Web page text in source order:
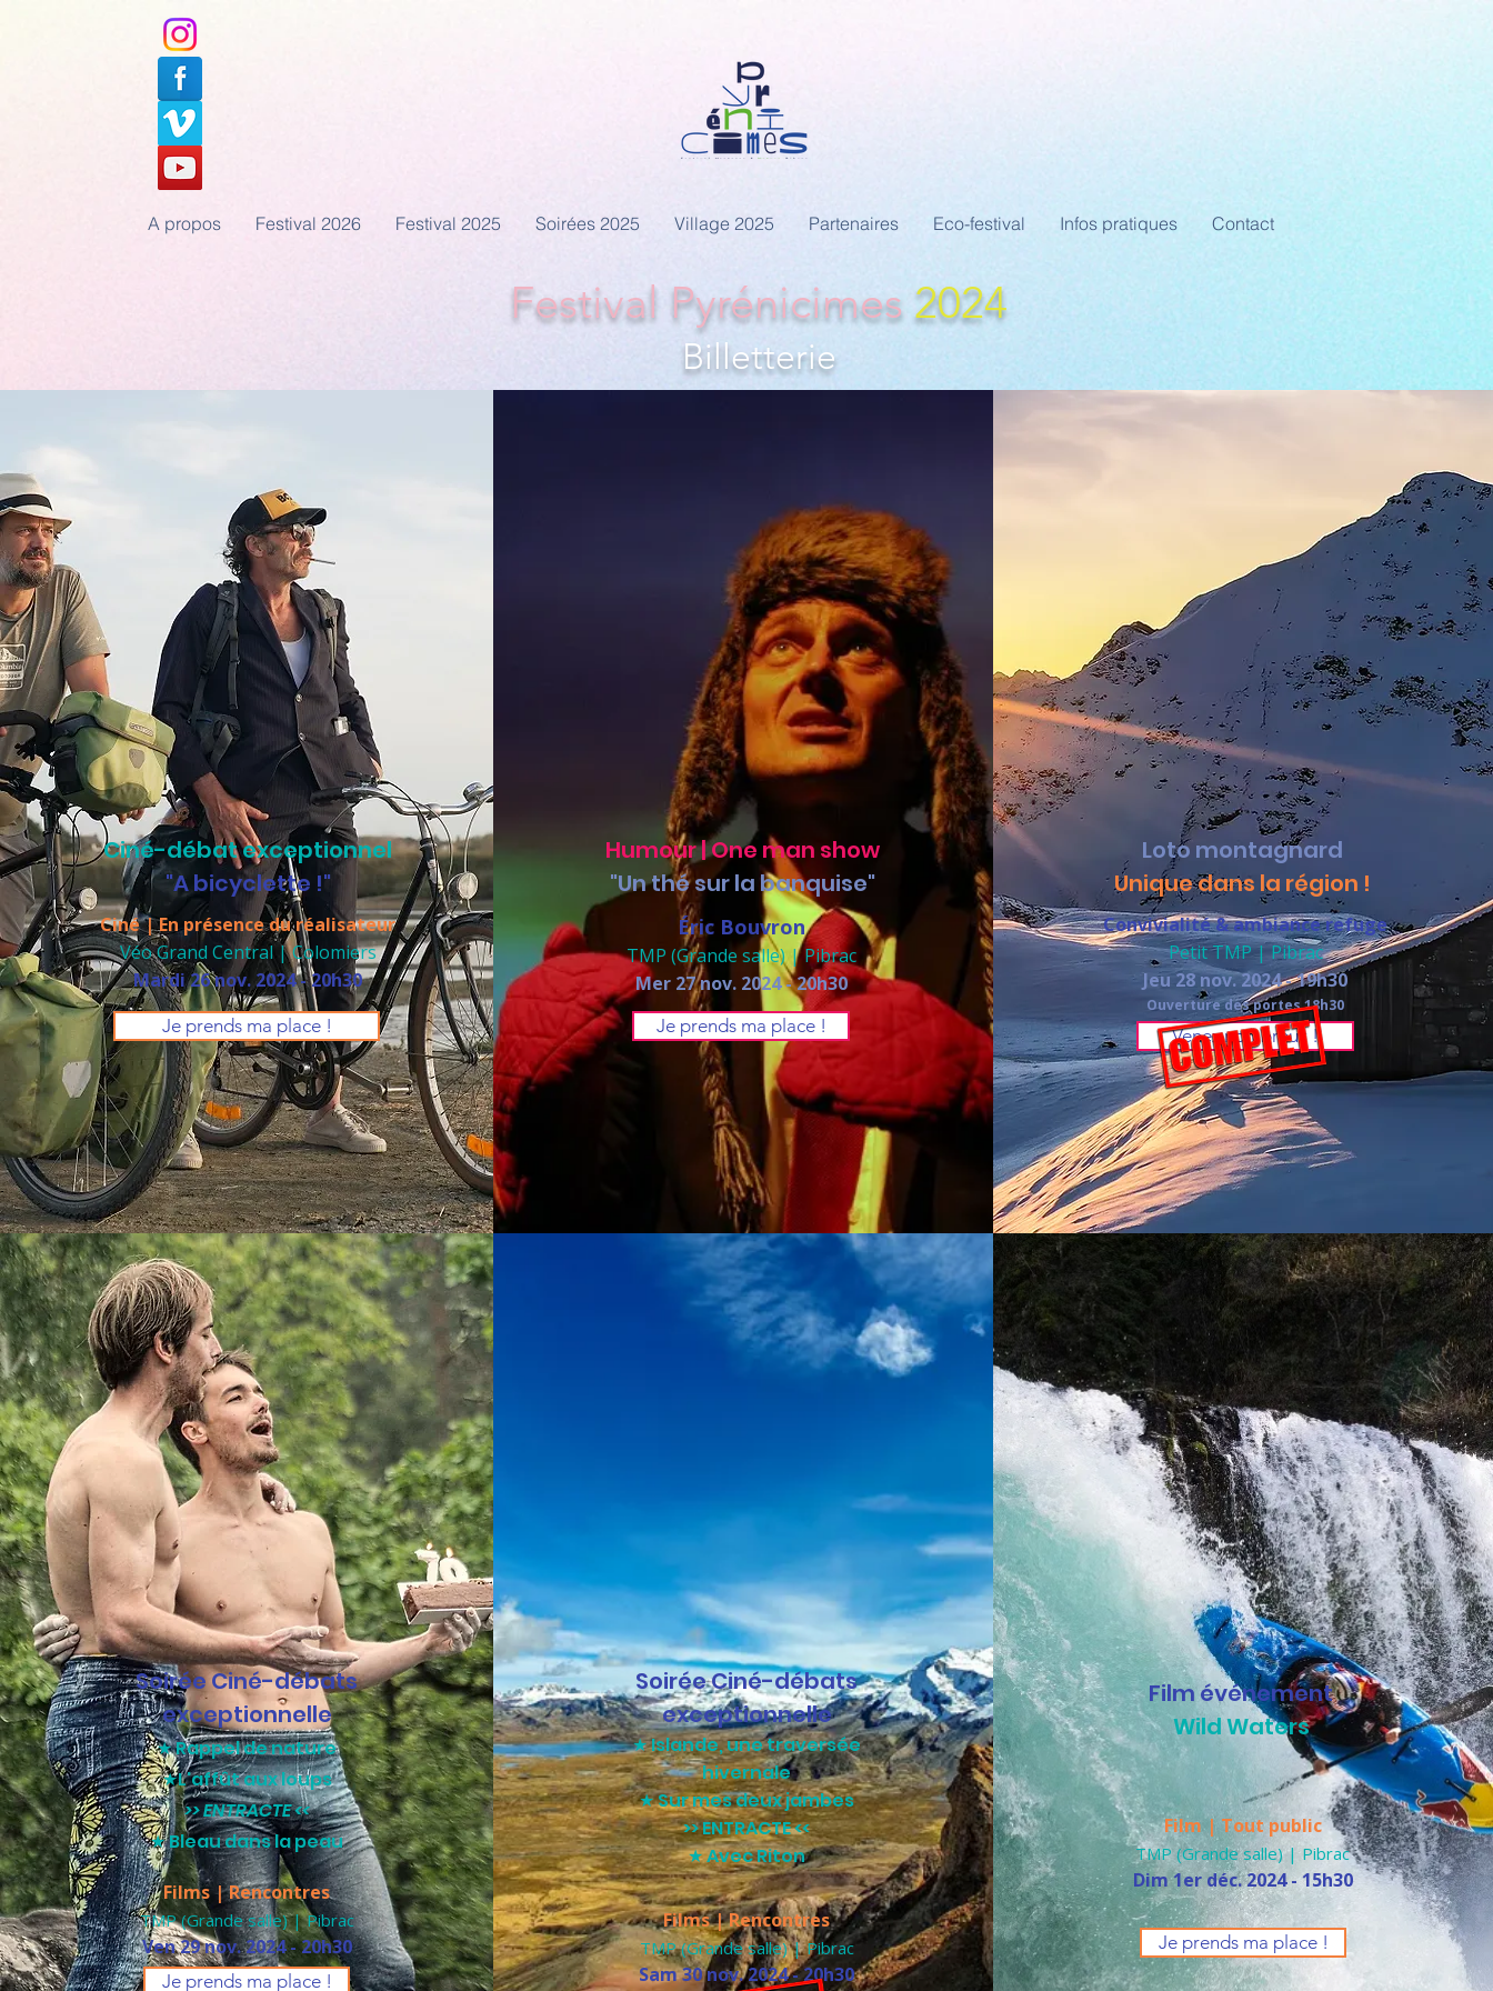
A propos Festival 2026 Festival 2025 Soirées 2025 Village 2025 Partenaires Eco-festival Infos pratiques Contact
Festival Pyrénicimes 2024
Billetterie
Ciné-débat exceptionnel
"A bicyclette !"
Ciné | En présence du réalisateur
Véo Grand Central | Colomiers
​Mardi 26 nov. 2024 - 20h30
Je prends ma place !
Humour | One man show
"Un thé sur la banquise"
Éric Bouvron
TMP (Grande salle) | Pibrac
​Mer 27 nov. 2024 - 20h30
Je prends ma place !
Loto montagnard
Unique dans la région !
Convivialité & ambiance refuge
Petit TMP | Pibrac
Jeu 28 nov. 2024 - 19h30
Ouverture des portes 18h30
Venez nombreux !
Soirée Ciné-débats
exceptionnelle
★ Rappel de nature
★L'affût aux loups
>> ENTRACTE <<
★ Bleau dans la peau
Films | Rencontres
TMP (Grande salle) | Pibrac
Ven 29 nov. 2024 - 20h30
Je prends ma place !
Soirée Ciné-débats
exceptionnelle
★ Islande, une traversée
hivernale
★ Sur mes deux jambes
>>ENTRACTE <<
★ Avec Riton
Films | Rencontres
TMP (Grande salle) | Pibrac
Sam 30 nov. 2024 - 20h30
Film événement
Wild Waters
Je prends ma place !
Film | Tout public
TMP (Grande salle) | Pibrac
Dim 1er déc. 2024 - 15h30